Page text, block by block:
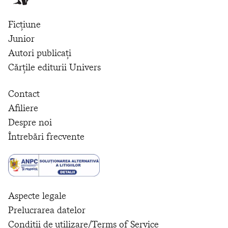
Ficțiune
Junior
Autori publicați
Cărțile editurii Univers
Contact
Afiliere
Despre noi
Întrebări frecvente
Aspecte legale
Prelucrarea datelor
Condiții de utilizare/Terms of Service